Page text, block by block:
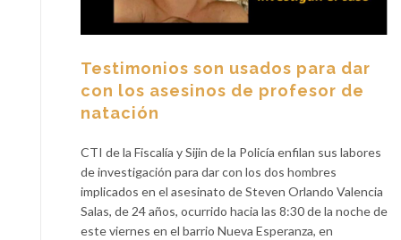
Testimonios son usados para dar
con los asesinos de profesor de
natación
CTI de la Fiscalía y Sijin de la Policía enfilan sus labores
de investigación para dar con los dos hombres
implicados en el asesinato de Steven Orlando Valencia
Salas, de 24 años, ocurrido hacia las 8:30 de la noche de
este viernes en el barrio Nueva Esperanza, en